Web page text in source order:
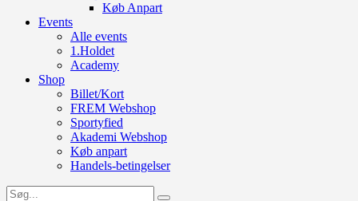
Køb Anpart
Events
Alle events
1.Holdet
Academy
Shop
Billet/Kort
FREM Webshop
Sportyfied
Akademi Webshop
Køb anpart
Handels-betingelser